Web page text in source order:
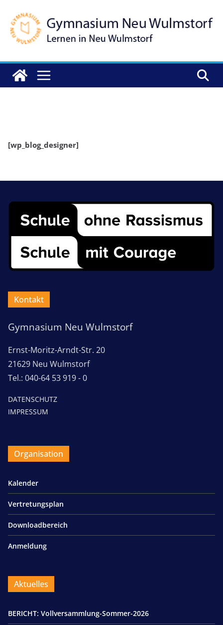
Inhalt
springen
[wp_blog_designer]
Kontakt
Gymnasium Neu Wulmstorf
Ernst-Moritz-Arndt-Str. 20
21629 Neu Wulmstorf
Tel.: 040-64 53 919 - 0
DATENSCHUTZ
IMPRESSUM
Organisation
Kalender
Vertretungsplan
Downloadbereich
Anmeldung
Aktuelles
BERICHT: Vollversammlung-Sommer-2026